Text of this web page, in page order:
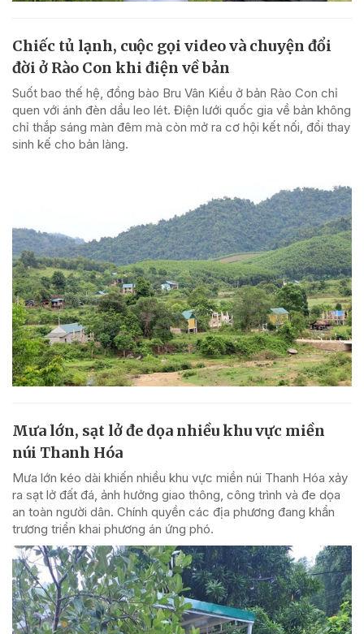
Chiếc tủ lạnh, cuộc gọi video và chuyện đổi
đời ở Rào Con khi điện về bản
Suốt bao thế hệ, đồng bào Bru Vân Kiều ở bản Rào Con chỉ
quen với ánh đèn dầu leo lét. Điện lưới quốc gia về bản không
chỉ thắp sáng màn đêm mà còn mở ra cơ hội kết nối, đổi thay
sinh kế cho bản làng.
Mưa lớn, sạt lở đe dọa nhiều khu vực miền
núi Thanh Hóa
Mưa lớn kéo dài khiến nhiều khu vực miền núi Thanh Hóa xảy
ra sạt lở đất đá, ảnh hưởng giao thông, công trình và đe dọa
an toàn người dân. Chính quyền các địa phương đang khẩn
trương triển khai phương án ứng phó.